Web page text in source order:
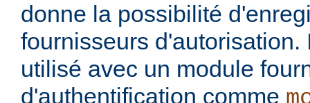
donne la possibilité
fournisseurs d'autorisation.
utilisé avec un module
d'authentification comme